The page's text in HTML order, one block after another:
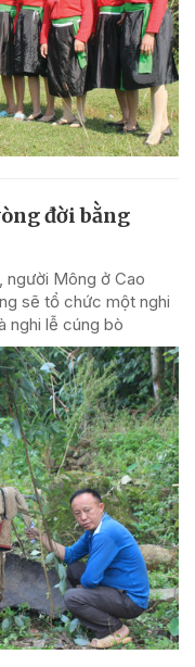
đời bằng
người Mông ở Cao
sẽ tổ chức một nghi
nghi lễ cúng bò